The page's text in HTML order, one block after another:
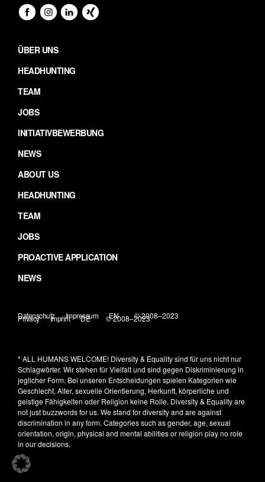
ÜBER UNS
HEADHUNTING
TEAM
JOBS
INITIATIVBEWERBUNG
NEWS
ABOUT US
HEADHUNTING
TEAM
JOBS
PROACTIVE APPLICATION
NEWS
Datenschutz Impressum EN © 2008–2023
Privacy Imprint DE © 2008–2023
* ALL HUMANS WELCOME! Diversity & Equality sind für uns nicht nur
Schlagwörter. Wir stehen für Vielfalt und sind gegen Diskriminierung in
jeglicher Form. Bei unseren Entscheidungen spielen Kategorien wie
Geschlecht, Alter, sexuelle Orientierung, Herkunft, körperliche und
geistige Fähigkeiten oder Religion keine Rolle. Diversity & Equality are
not just buzzwords for us. We stand for diversity and are against
discrimination in any form. Categories such as gender, age, sexual
orientation, origin, physical and mental abilities or religion play no role
in our decisions.